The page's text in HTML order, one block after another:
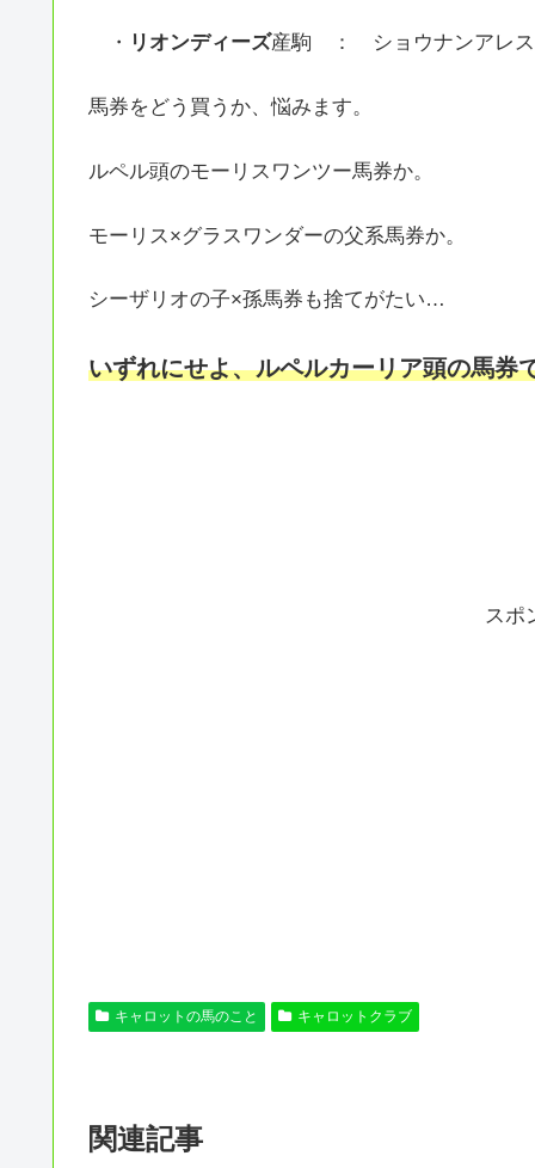
・ リオンディーズ産駒 ： ショウナンアレス
馬券をどう買うか、悩みます。
ルペル頭のモーリスワンツー馬券か。
モーリス×グラスワンダーの父系馬券か。
シーザリオの子×孫馬券も捨てがたい…
いずれにせよ、ルペルカーリア頭の馬券
スポ
キャロットの馬のこと キャロットクラブ
関連記事